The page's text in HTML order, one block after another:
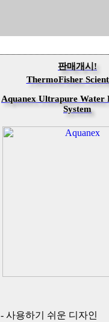
판매개시!
ThermoFisher
Aquanex Ultrapure Water
System
- 사용하기 쉬운 디자인